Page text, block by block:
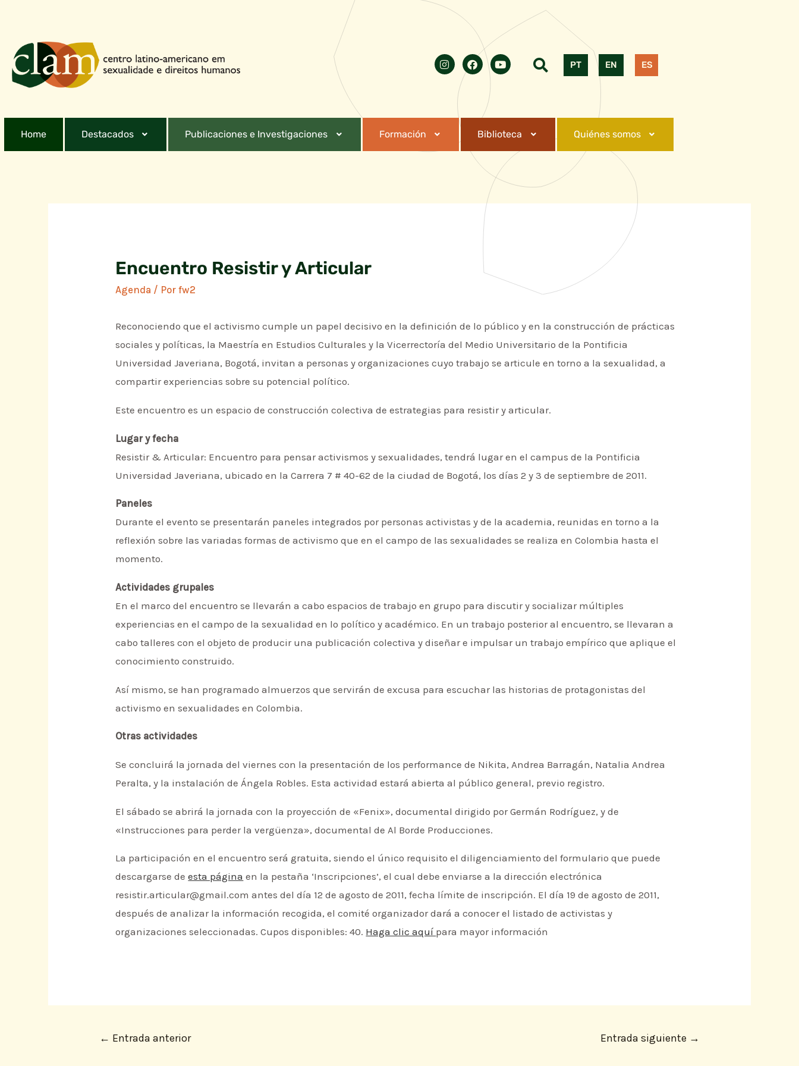
PT EN ES
Home Destacados Publicaciones e Investigaciones Formación Biblioteca Quiénes somos
Encuentro Resistir y Articular
Agenda / Porfw2
Reconociendo que el activismo cumple un papel decisivo en la definición de lo público y en la construcción de prácticas
sociales y políticas, la Maestría en Estudios Culturales y la Vicerrectoría del Medio Universitario de la Pontificia
Universidad Javeriana, Bogotá, invitan a personas y organizaciones cuyo trabajo se articule en torno a la sexualidad, a
compartir experiencias sobre su potencial político.
Este encuentro es un espacio de construcción colectiva de estrategias para resistir y articular.
Lugar y fecha
Resistir & Articular: Encuentro para pensar activismos y sexualidades, tendrá lugar en el campus de la Pontificia
Universidad Javeriana, ubicado en la Carrera 7 # 40-62 de la ciudad de Bogotá, los días 2 y 3 de septiembre de 2011.
Paneles
Durante el evento se presentarán paneles integrados por personas activistas y de la academia, reunidas en torno a la
reflexión sobre las variadas formas de activismo que en el campo de las sexualidades se realiza en Colombia hasta el
momento.
Actividades grupales
En el marco del encuentro se llevarán a cabo espacios de trabajo en grupo para discutir y socializar múltiples
experiencias en el campo de la sexualidad en lo político y académico. En un trabajo posterior al encuentro, se llevaran a
cabo talleres con el objeto de producir una publicación colectiva y diseñar e impulsar un trabajo empírico que aplique el
conocimiento construido.
Así mismo, se han programado almuerzos que servirán de excusa para escuchar las historias de protagonistas del
activismo en sexualidades en Colombia.
Otras actividades
Se concluirá la jornada del viernes con la presentación de los performance de Nikita, Andrea Barragán, Natalia Andrea
Peralta, y la instalación de Ángela Robles. Esta actividad estará abierta al público general, previo registro.
El sábado se abrirá la jornada con la proyección de «Fenix», documental dirigido por Germán Rodríguez, y de
«Instrucciones para perder la vergüenza», documental de Al Borde Producciones.
La participación en el encuentro será gratuita, siendo el único requisito el diligenciamiento del formulario que puede
descargarse deesta página en la pestaña ‘Inscripciones’, el cual debe enviarse a la dirección electrónica
resistir.articular@gmail.com antes del día 12 de agosto de 2011, fecha límite de inscripción. El día 19 de agosto de 2011,
después de analizar la información recogida, el comité organizador dará a conocer el listado de activistas y
organizaciones seleccionadas. Cupos disponibles: 40. Haga clic aquí para mayor información
← Entrada anterior Entrada siguiente →